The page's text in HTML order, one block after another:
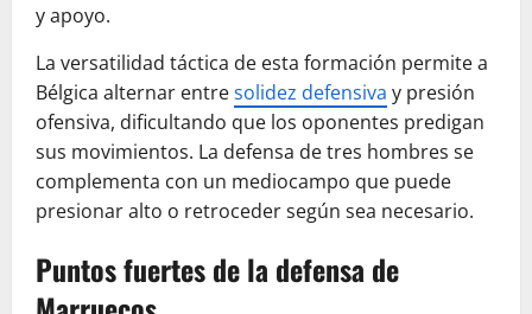
y apoyo.
La versatilidad táctica de esta formación permite a
Bélgica alternar entresolidez defensiva y presión
ofensiva, dificultando que los oponentes predigan
sus movimientos. La defensa de tres hombres se
complementa con un mediocampo que puede
presionar alto o retroceder según sea necesario.
Puntos fuertes de la defensa de